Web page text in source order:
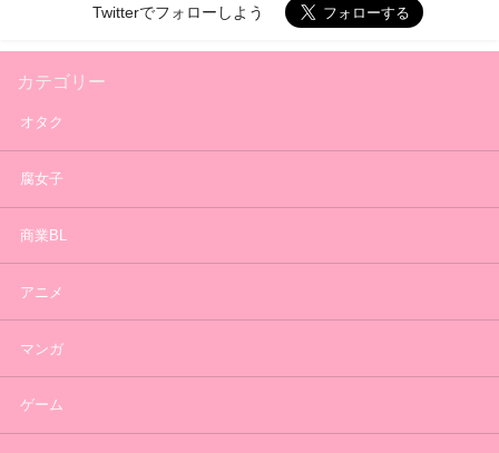
Twitterでフォローしよう
カテゴリー
オタク
腐女子
商業BL
アニメ
マンガ
ゲーム